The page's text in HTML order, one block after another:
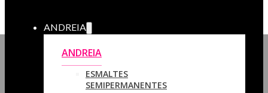
ANDREIA
ANDREIA
ESMALTES
SEMIPERMANENTES